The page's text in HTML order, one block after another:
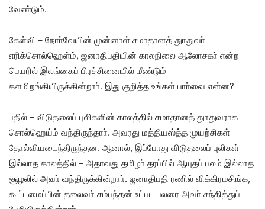
வேண்டும்.
கேள்வி – நோா்வேயின் முன்னாள் சமாதானத் துாதுவா்
எரிக்சொல்ஹெள்ம், ஜனாதிபதியின் காலநிலை ஆலோசகா் என்ற
பெயரில் இலங்கைப் பிரச்சினையில் மீண்டும்
களமிறங்கியிருக்கின்றாா். இது குறித்த உங்கள் பாா்வை என்ன?
பதில் – விடுதலைப் புலிகளின் காலத்தில் சமாதானத் துாதுவராக
சொல்ஹெய்ம் வந்திருந்தாா். அவரது மத்தியஸ்த்த முயற்சிகள்
தோல்வியடைந்திருந்தன. ஆனால், இப்போது விடுதலைப் புலிகள்
இல்லாத காலத்தில் – அதாவது தமிழா் தரப்பில் ஆயுதப் பலம் இல்லாத
சூழலில் அவா் வந்திருக்கின்றாா். ஜனாதிபதி ரணில் விக்கிரமசிங்க,
கூட்டமைப்பின் தலைவா் சம்பந்தன் உட்பட பலரை அவா் சந்தித்துப்